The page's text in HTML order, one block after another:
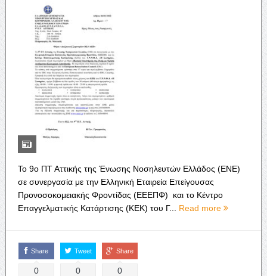
Το 9ο ΠΤ Αττικής της Ένωσης Νοσηλευτών Ελλάδος (ΕΝΕ)
σε συνεργασία με την Ελληνική Εταιρεία Επείγουσας
Προνοσοκομειακής Φροντίδας (ΕΕΕΠΦ) και το Κέντρο
Επαγγελματικής Κατάρτισης (ΚΕΚ) του Γ... Read more
Share
0
Tweet
0
Share
0